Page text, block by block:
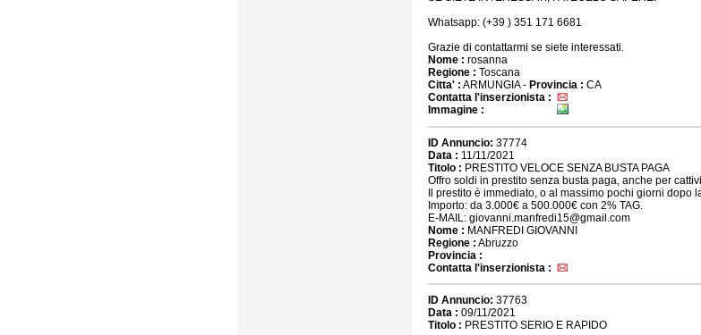
Whatsapp: (+39 ) 351 171 6681
Grazie di contattarmi se siete interessati.
Nome : rosanna
Regione : Toscana
Citta' : ARMUNGIA - Provincia : CA
Contatta l'inserzionista :
Immagine :
ID Annuncio: 37774
Data : 11/11/2021
Titolo : PRESTITO VELOCE SENZA BUSTA PAGA
Offro soldi in prestito senza busta paga, anche per
Il prestito è immediato, o al massimo pochi giorni dopo
Importo: da 3.000€ a 500.000€ con 2% TAG.
E-MAIL: giovanni.manfredi15@gmail.com
Nome : MANFREDI GIOVANNI
Regione : Abruzzo
Provincia :
Contatta l'inserzionista :
ID Annuncio: 37763
Data : 09/11/2021
Titolo : PRESTITO SERIO E RAPIDO